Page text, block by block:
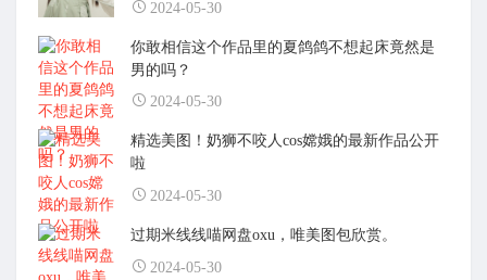
2024-05-30
你敢相信这个作品里的夏鸽鸽不想起床竟然是
男的吗？
2024-05-30
精选美图！奶狮不咬人cos嫦娥的最新作品公开
啦
2024-05-30
过期米线线喵网盘oxu，唯美图包欣赏。
2024-05-30